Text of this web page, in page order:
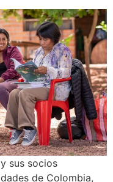
sus socios
de Colombia,